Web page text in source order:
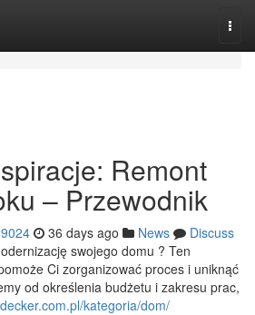
Remont
– Przewodnik
36 days ago News
Discuss
swojego domu ? Ten
Ci zorganizować proces i uniknąć
od określenia budżetu i zakresu prac,
kategoria/dom/